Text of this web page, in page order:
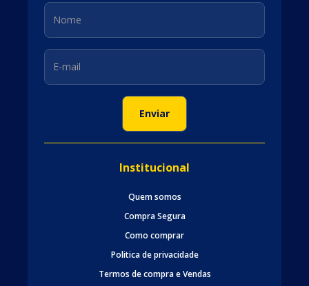
Institucional
Quem somos
Compra Segura
Como comprar
Politica de privacidade
Termos de compra e Vendas